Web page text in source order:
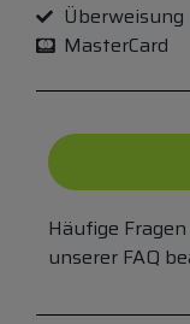
Überweisung
MasterCard
Häufige
unserer FAQ